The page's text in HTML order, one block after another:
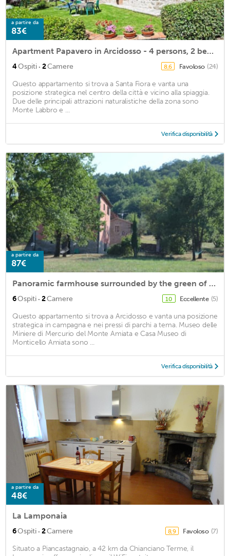
a partire da
83€
Apartment Papavero in Arcidosso - 4 persons, 2 bedrooms
4Ospiti · 2Camere 8,6 Favoloso (24)
Questo appartamento si trova a Santa Fiora e vanta una
posizione strategica nel centro della città e vicino alla spiaggia.
Due delle principali attrazioni naturalistiche della zona sono
Monte Labbro e ...
Verifica disponibilità
a partire da
87€
Panoramic farmhouse surrounded by the green of Tuscany_La Piazzetta_piano terra
6Ospiti · 2Camere 10 Eccellente (5)
Questo appartamento si trova a Arcidosso e vanta una posizione
strategica in campagna e nei pressi di parchi a tema. Museo delle
Miniere di Mercurio del Monte Amiata e Casa Museo di
Monticello Amiata sono ...
Verifica disponibilità
a partire da
48€
La Lamponaia
6Ospiti · 2Camere 8,9 Favoloso (7)
Situato a Piancastagnaio, a 42 km da Chianciano Terme, il